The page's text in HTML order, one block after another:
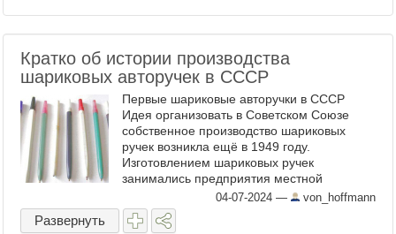
Кратко об истории производства
шариковых авторучек в СССР
Первые шариковые авторучки в СССР
Идея организовать в Советском Союзе
собственное производство шариковых
ручек возникла ещё в 1949 году.
Изготовлением шариковых ручек
занимались предприятия местной
промышленности и промкооперации.
Качество продукта получилось крайне
низким, ...
04-07-2024 — von_hoffmann
Развернуть